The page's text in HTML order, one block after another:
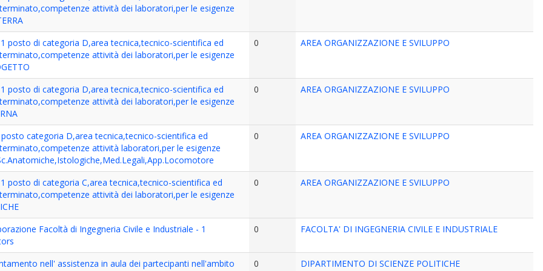
attività dei laboratori,per le esigenze
posto di categoria D,area tecnica,tecnico-scientifica ed
attività dei laboratori,per le esigenze
0 AREA ORGANIZZAZIONE E SVILUPPO
posto di categoria D,area tecnica,tecnico-scientifica ed
attività dei laboratori,per le esigenze
0 AREA ORGANIZZAZIONE E SVILUPPO
categoria D,area tecnica,tecnico-scientifica ed
attività laboratori,per le esigenze
0 AREA ORGANIZZAZIONE E SVILUPPO
posto di categoria C,area tecnica,tecnico-scientifica ed
attività dei laboratori,per le esigenze
0 AREA ORGANIZZAZIONE E SVILUPPO
Facoltà di Ingegneria Civile e Industriale - 1
0 FACOLTA' DI INGEGNERIA CIVILE E INDUSTRIALE
nell' assistenza in aula dei partecipanti nell'ambito
0 DIPARTIMENTO DI SCIENZE POLITICHE